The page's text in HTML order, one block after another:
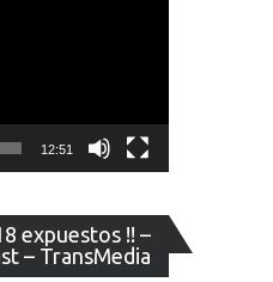
12:51
expuestos !! –
– TransMedia
de
vídeo